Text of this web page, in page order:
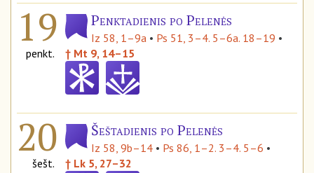
19
penkt.
Penktadienis po Pelenės
Iz 58, 1–9a • Ps 51, 3–4. 5–6a. 18–19 •
† Mt 9, 14–15
20
šešt.
Šeštadienis po Pelenės
Iz 58, 9b–14 • Ps 86, 1–2. 3–4. 5–6 •
† Lk 5, 27–32